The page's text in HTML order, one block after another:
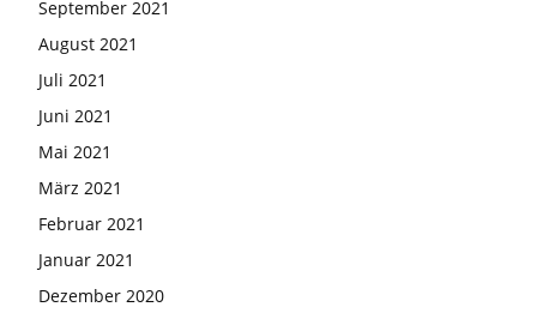
September 2021
August 2021
Juli 2021
Juni 2021
Mai 2021
März 2021
Februar 2021
Januar 2021
Dezember 2020